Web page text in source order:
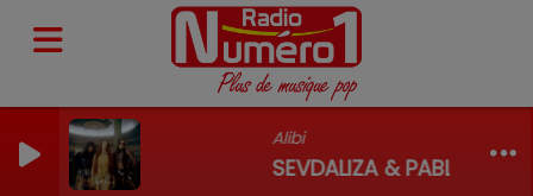
Alibi
SEVDALIZA & PABLLO